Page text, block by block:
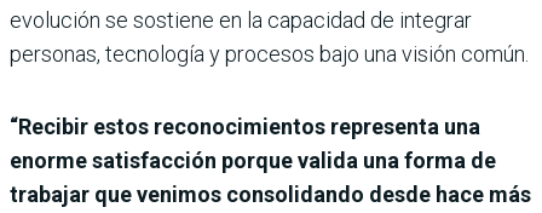
evolución se sostiene en la capacidad de integrar
personas, tec­nología y procesos bajo una visión común.
“Recibir estos reconocimientos representa una
enorme satisfacción por­que valida una forma de
tra­bajar que venimos consoli­dando desde hace más